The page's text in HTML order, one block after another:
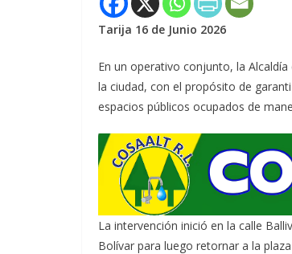
Tarija 16 de Junio 2026
En un operativo conjunto, la
la ciudad, con el propósito de
espacios públicos ocupados de
La intervención inició en la calle
Bolívar para luego retornar a la